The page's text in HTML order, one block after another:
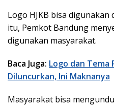
Logo HJKB bisa
itu, Pemkot Bandung
digunakan masyarakat.
Baca Juga: Logo dan Tema
Diluncurkan, Ini Maknanya
Masyarakat bisa